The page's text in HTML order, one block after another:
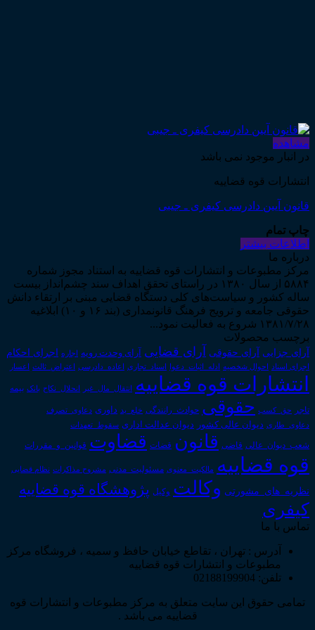
مشاهده
در انبار موجود نمی باشد
انتشارات قوه قضاییه
قانون آیین دادرسی کیفری ـ جیبی
چاپ تمام
اطلاعات بیشتر
درباره ما
مرکز مطبوعات و انتشارات قوه قضاییه به استناد مجوز شماره
۵۸۸۴ از سال ۱۳۸۰ در راستای تحقق اهداف سند چشم‌انداز بیست
ساله کشور و سیاست‌های کلی دستگاه قضایی مبنی بر ارتقاء دانش
حقوقی جامعه و ترویج فرهنگ قانونمداری (بند ۱۶ و ۱۰) ابلاغیه
۱۳۸۱/۷/۲۸ شروع به فعالیت نمود...
برچسب محصولات
آرای جزایی آرای حقوقی آرای قضایی آرای وحدت رویه اجاره اجرای احکام
اجرای اسناد احوال شخصیه ادله_اثبات_دعوا اسناد_تجاری اعاده_دادرسی اعتراض_ثالث اعسار
انتشارات قوه قضاییه انتقال_مال_غیر انحلال_نکاح بانک بیمه
تاجر حق_کسب حقوقی حوادث_رانندگی خلع_ید داوری دعاوی_تصرف
دعاوی_طاری دیوان عالی کشور دیوان عدالت اداری سقوط_تعهدات
شعب_دیوان_عالی قاضی قانون قضات قضاوت قوانین_و_مقررات
قوه قضاییه مالکیت_معنوی مسئولیت_مدنی مشروح مذاکرات نظام قضایی
نظریه_های_مشورتی وکالت وکیل پژوهشگاه قوه قضاییه
کیفری
تماس با ما
آدرس : تهران ، تقاطع خیابان حافظ و سمیه ، فروشگاه مرکز
مطبوعات و انتشارات قوه قضاییه
تلفن: 02188199904
تمامی حقوق این سایت متعلق به مرکز مطبوعات و انتشارات قوه
قضاییه می باشد .